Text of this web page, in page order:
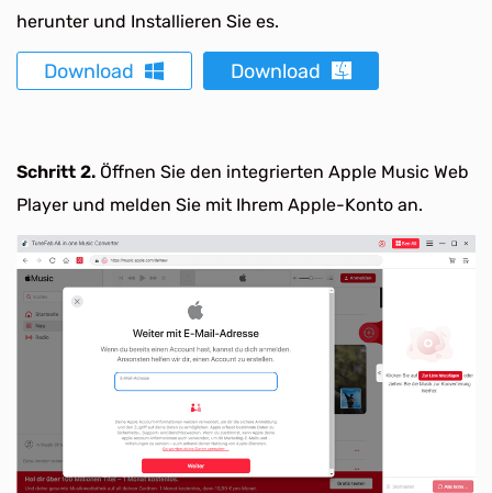
herunter und Installieren Sie es.
Download Download
Schritt 2. Öffnen Sie den integrierten Apple Music Web
Player und melden Sie mit Ihrem Apple-Konto an.